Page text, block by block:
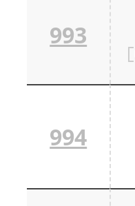
993
994